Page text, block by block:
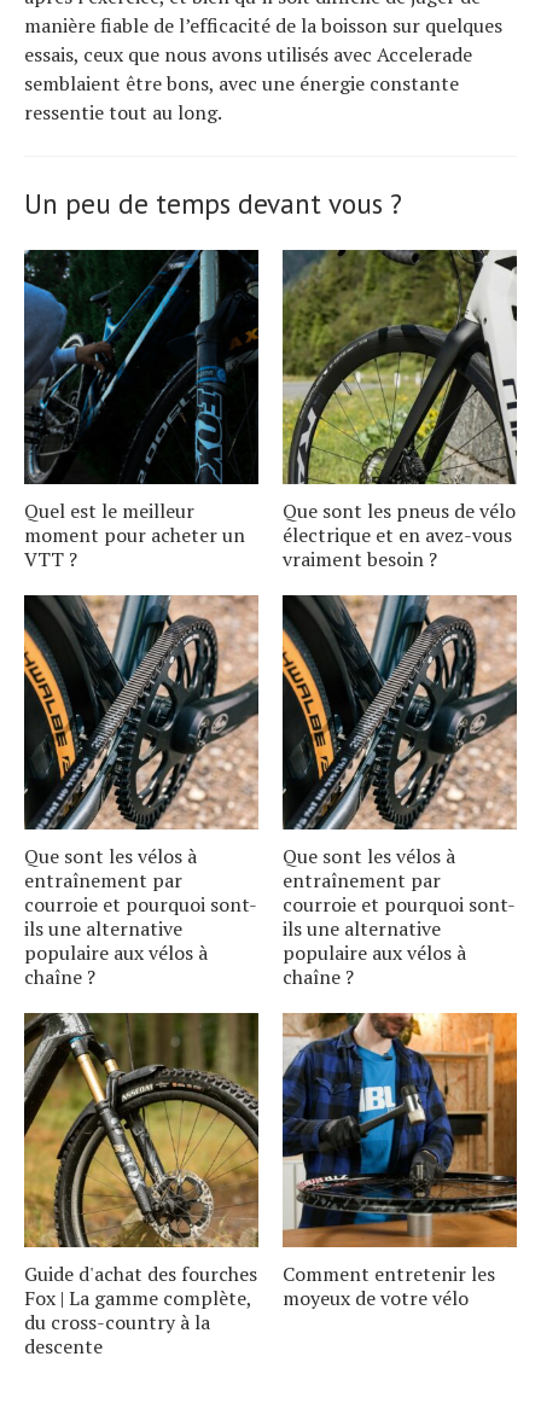
manière fiable de l’efficacité de la boisson sur quelques
essais, ceux que nous avons utilisés avec Accelerade
semblaient être bons, avec une énergie constante
ressentie tout au long.
Un peu de temps devant vous ?
Quel est le meilleur
moment pour acheter un
VTT ?
Que sont les pneus de vélo
électrique et en avez-vous
vraiment besoin ?
Que sont les vélos à
entraînement par
courroie et pourquoi sont-
ils une alternative
populaire aux vélos à
chaîne ?
Que sont les vélos à
entraînement par
courroie et pourquoi sont-
ils une alternative
populaire aux vélos à
chaîne ?
Guide d'achat des fourches
Fox | La gamme complète,
du cross-country à la
descente
Comment entretenir les
moyeux de votre vélo